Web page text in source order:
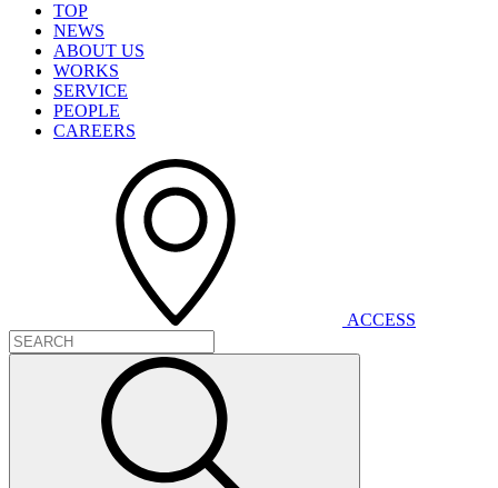
TOP
NEWS
ABOUT US
WORKS
SERVICE
PEOPLE
CAREERS
ACCESS